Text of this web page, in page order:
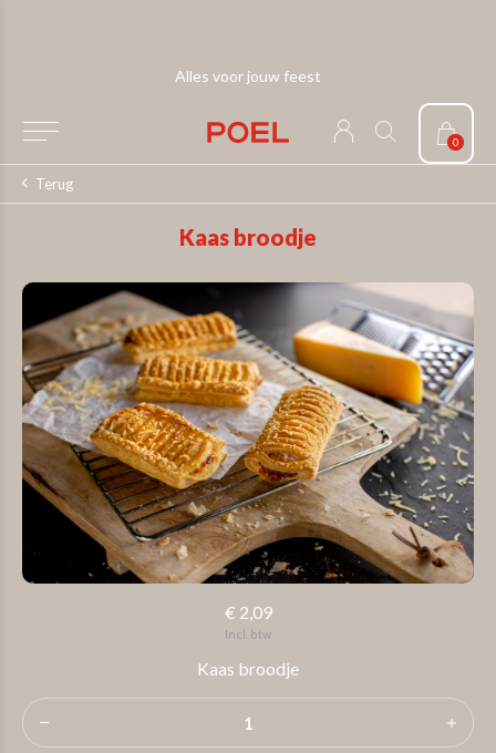
0
Alles voor jouw feest
Terug
Kaas broodje
€ 2,09
Incl. btw
Kaas broodje